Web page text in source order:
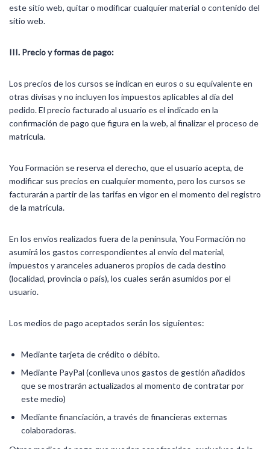
este sitio web, quitar o modificar cualquier material o contenido del
sitio web.
III. Precio y formas de pago:
Los precios de los cursos se indican en euros o su equivalente en
otras divisas y no incluyen los impuestos aplicables al día del
pedido. El precio facturado al usuario es el indicado en la
confirmación de pago que figura en la web, al finalizar el proceso de
matrícula.
You Formación se reserva el derecho, que el usuario acepta, de
modificar sus precios en cualquier momento, pero los cursos se
facturarán a partir de las tarifas en vigor en el momento del registro
de la matrícula.
En los envíos realizados fuera de la península, You Formación no
asumirá los gastos correspondientes al envío del material,
impuestos y aranceles aduaneros propios de cada destino
(localidad, provincia o país), los cuales serán asumidos por el
usuario.
Los medios de pago aceptados serán los siguientes:
Mediante tarjeta de crédito o débito.
Mediante PayPal (conlleva unos gastos de gestión añadidos
que se mostrarán actualizados al momento de contratar por
este medio)
Mediante financiación, a través de financieras externas
colaboradoras.